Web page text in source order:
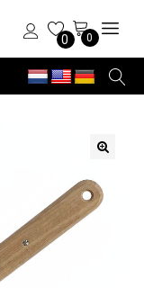
0 0